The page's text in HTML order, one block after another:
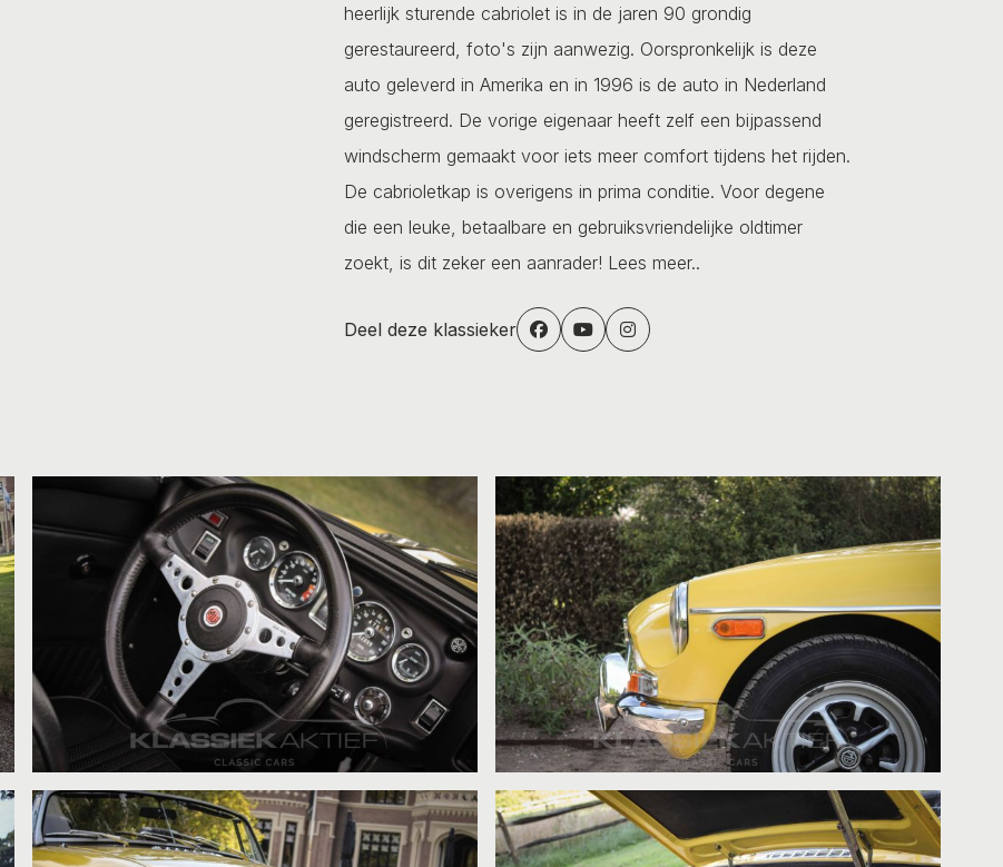
heerlijk sturende cabriolet is in de jaren 90 grondig
gerestaureerd, foto's zijn aanwezig. Oorspronkelijk is deze
auto geleverd in Amerika en in 1996 is de auto in Nederland
geregistreerd. De vorige eigenaar heeft zelf een bijpassend
windscherm gemaakt voor iets meer comfort tijdens het rijden.
De cabrioletkap is overigens in prima conditie. Voor degene
die een leuke, betaalbare en gebruiksvriendelijke oldtimer
zoekt, is dit zeker een aanrader! Lees meer..
Deel deze klassieker